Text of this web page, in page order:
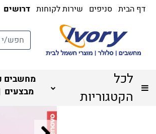
דף הבית סניפים שירות לקוחות דרושים
לכל
הקטגוריות
מחשבים
מבצעים